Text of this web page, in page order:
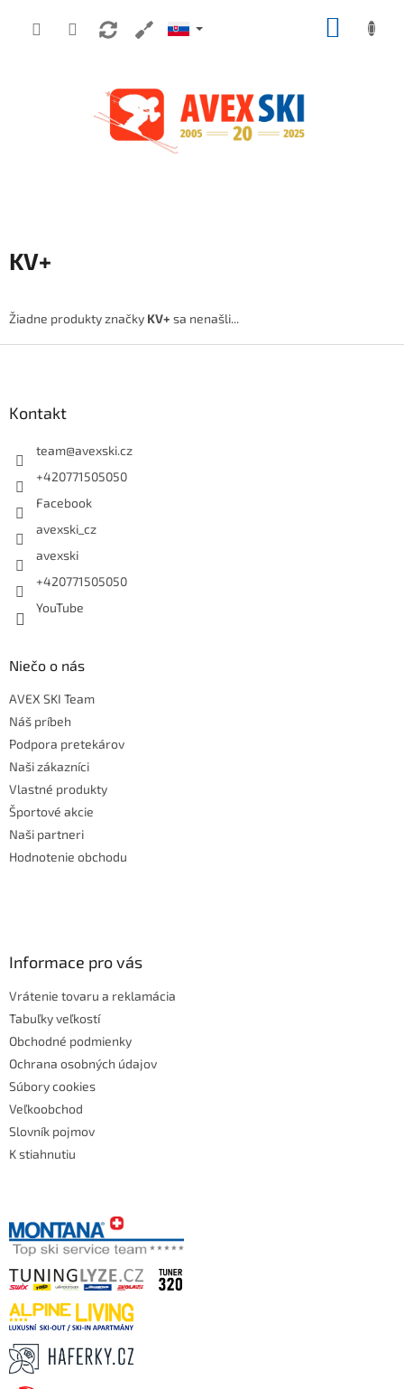
KV+
Žiadne produkty značky KV+ sa nenašli...
Kontakt
team@avexski.cz
+420771505050
Facebook
avexski_cz
avexski
+420771505050
YouTube
Niečo o nás
AVEX SKI Team
Náš príbeh
Podpora pretekárov
Naši zákazníci
Vlastné produkty
Športové akcie
Naši partneri
Hodnotenie obchodu
Informace pro vás
Vrátenie tovaru a reklamácia
Tabuľky veľkostí
Obchodné podmienky
Ochrana osobných údajov
Súbory cookies
Veľkoobchod
Slovník pojmov
K stiahnutiu